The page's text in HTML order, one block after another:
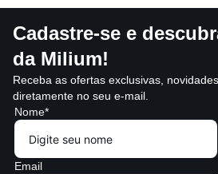
Cadastre-se e
da Milium!
Receba as ofertas exclusivas,
diretamente no seu e-mail.
Nome*
Email